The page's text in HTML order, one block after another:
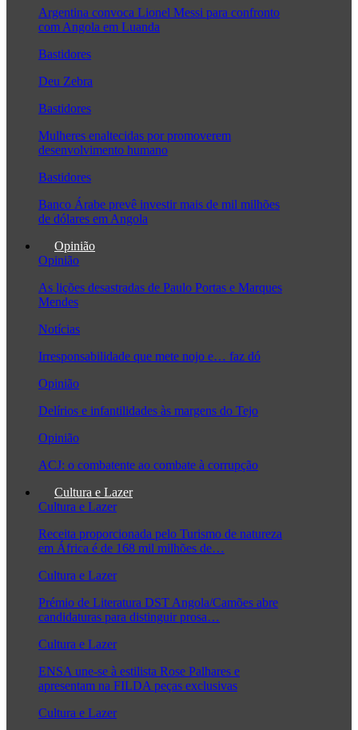
Argentina convoca Lionel Messi para confronto
com Angola em Luanda
Bastidores
Deu Zebra
Bastidores
Mulheres enaltecidas por promoverem
desenvolvimento humano
Bastidores
Banco Árabe prevê investir mais de mil milhões
de dólares em Angola
Opinião
Opinião
As lições desastradas de Paulo Portas e Marques
Mendes
Notícias
Irresponsabilidade que mete nojo e… faz dó
Opinião
Delírios e infantilidades às margens do Tejo
Opinião
ACJ: o combatente ao combate à corrupção
Cultura e Lazer
Cultura e Lazer
Receita proporcionada pelo Turismo de natureza
em África é de 168 mil milhões de…
Cultura e Lazer
Prémio de Literatura DST Angola/Camões abre
candidaturas para distinguir prosa…
Cultura e Lazer
ENSA une-se à estilista Rose Palhares e
apresentam na FILDA peças exclusivas
Cultura e Lazer